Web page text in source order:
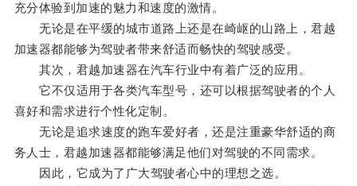
充分体验到加速的魅力和速度的激情。
无论是在平缓的城市道路上还是在崎岖的山路上，君越
加速器都能够为驾驶者带来舒适而畅快的驾驶感受。
其次，君越加速器在汽车行业中有着广泛的应用。
它不仅适用于各类汽车型号，还可以根据驾驶者的个人
喜好和需求进行个性化定制。
无论是追求速度的跑车爱好者，还是注重豪华舒适的商
务人士，君越加速器都能够满足他们对驾驶的不同需求。
因此，它成为了广大驾驶者心中的理想之选。